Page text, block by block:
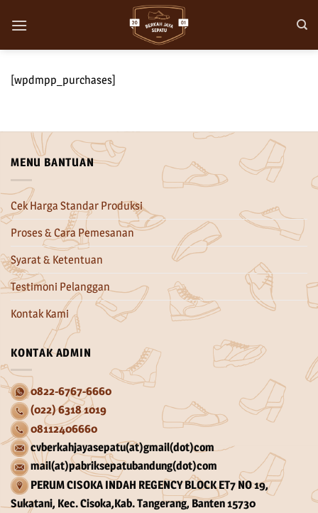
[wpdmpp_purchases]
MENU BANTUAN
Cek Harga Standar Produksi
Proses & Cara Pemesanan
Syarat & Ketentuan
Testimoni Pelanggan
Kontak Kami
KONTAK ADMIN
0822-6767-6660
(022) 6318 1019
08112406660
cvberkahjayasepatu(at)gmail(dot)com
mail(at)pabriksepatubandung(dot)com
PERUM CISOKA INDAH REGENCY BLOCK ET7 NO 19,
Sukatani, Kec. Cisoka,Kab. Tangerang, Banten 15730